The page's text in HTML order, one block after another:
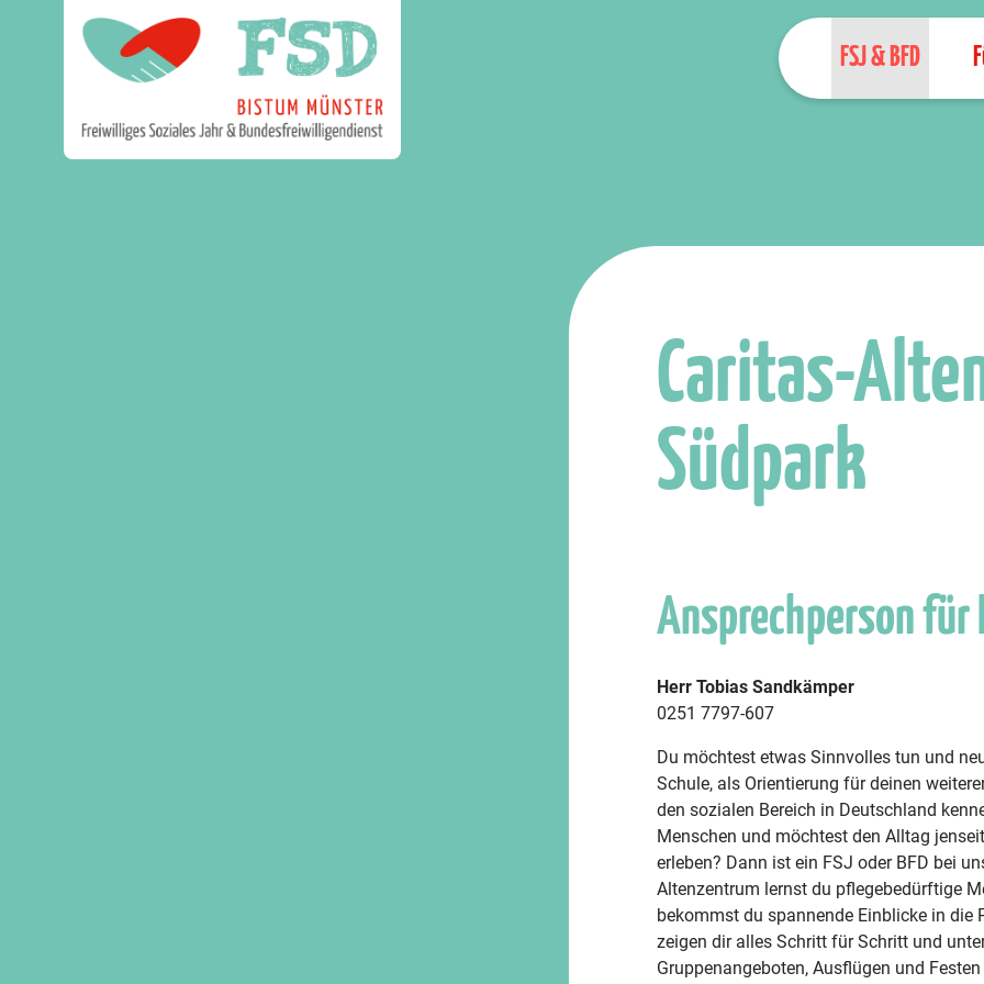
FSJ & BFD
Caritas-
Südpark
Ansprechperson für
Herr Tobias Sandkämper
0251 7797-607
Du möchtest etwas Sinnvolles tun und
Schule, als Orientierung für deinen
den sozialen Bereich in Deutschland
Menschen und möchtest den Alltag
erleben? Dann ist ein FSJ oder BFD bei
Altenzentrum lernst du pflegebedürftige
bekommst du spannende Einblicke in die
zeigen dir alles Schritt für Schritt und
Gruppenangeboten, Ausflügen und